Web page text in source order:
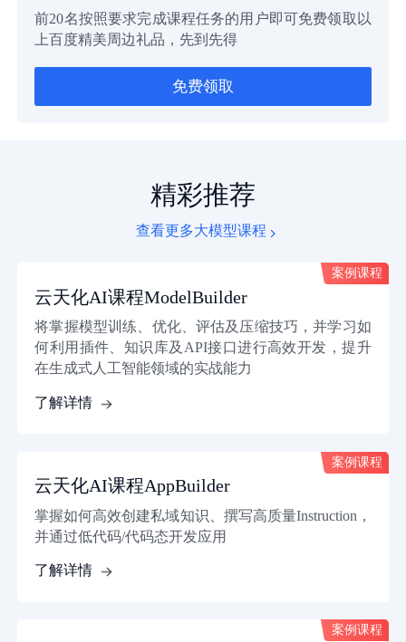
前20名按照要求完成课程任务的用户即可免费领取以
上百度精美周边礼品，先到先得
免费领取
精彩推荐
查看更多大模型课程
案例课程
案例课程
云天化AI课程ModelBuilder
将掌握模型训练、优化、评估及压缩技巧，并学习如
何利用插件、知识库及API接口进行高效开发，提升
在生成式人工智能领域的实战能力
了解详情
案例课程
案例课程
云天化AI课程AppBuilder
掌握如何高效创建私域知识、撰写高质量Instruction，
并通过低代码/代码态开发应用
了解详情
案例课程
案例课程